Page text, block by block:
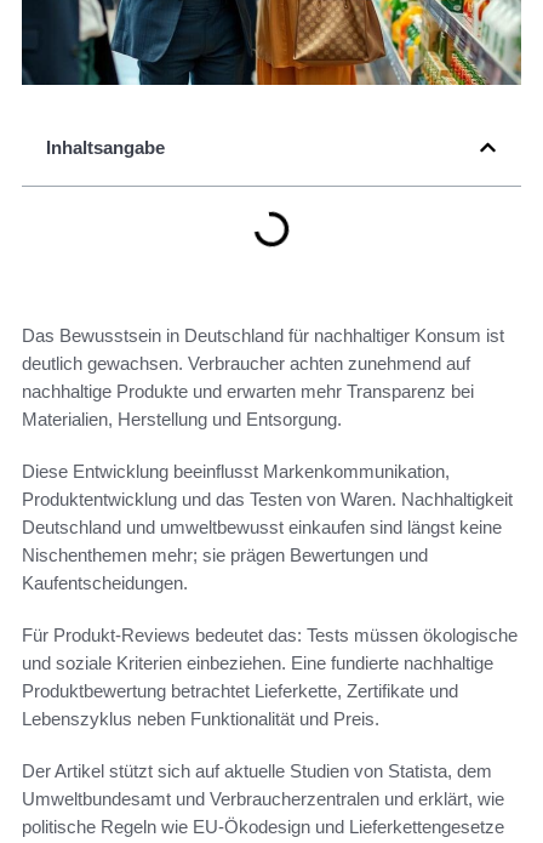
Inhaltsangabe
Das Bewusstsein in Deutschland für nachhaltiger Konsum ist
deutlich gewachsen. Verbraucher achten zunehmend auf
nachhaltige Produkte und erwarten mehr Transparenz bei
Materialien, Herstellung und Entsorgung.
Diese Entwicklung beeinflusst Markenkommunikation,
Produktentwicklung und das Testen von Waren. Nachhaltigkeit
Deutschland und umweltbewusst einkaufen sind längst keine
Nischenthemen mehr; sie prägen Bewertungen und
Kaufentscheidungen.
Für Produkt-Reviews bedeutet das: Tests müssen ökologische
und soziale Kriterien einbeziehen. Eine fundierte nachhaltige
Produktbewertung betrachtet Lieferkette, Zertifikate und
Lebenszyklus neben Funktionalität und Preis.
Der Artikel stützt sich auf aktuelle Studien von Statista, dem
Umweltbundesamt und Verbraucherzentralen und erklärt, wie
politische Regeln wie EU-Ökodesign und Lieferkettengesetze